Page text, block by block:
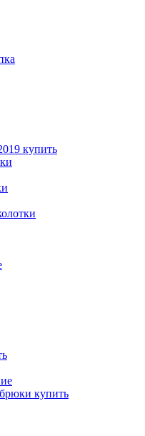
купить
купить